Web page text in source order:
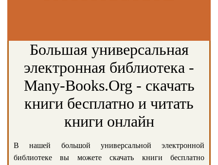
Большая универсальная
электронная библиотека -
Many-Books.Org - скачать
книги бесплатно и читать
книги онлайн
В нашей большой универсальной электронной
библиотеке вы можете скачать книги бесплатно